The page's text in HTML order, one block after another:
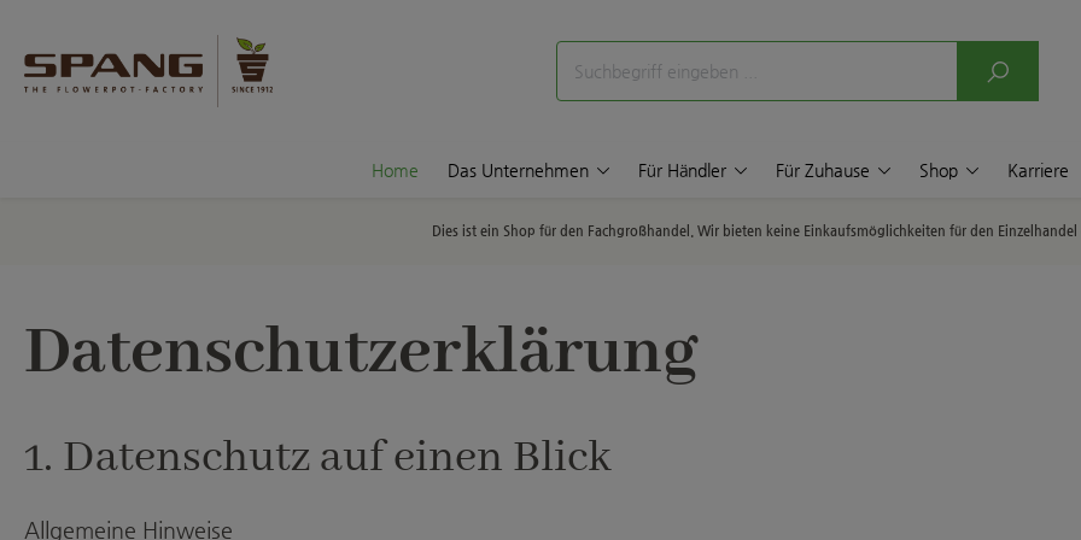
Home Das Unternehmen Für Händler Für Zuhause Shop Karriere
Dies ist ein Shop für den Fachgroßhandel. Wir bieten keine Einkaufsmöglichkeiten für den Einzelhandel
Datenschutzerklärung
1. Datenschutz auf einen Blick
Allgemeine Hinweise